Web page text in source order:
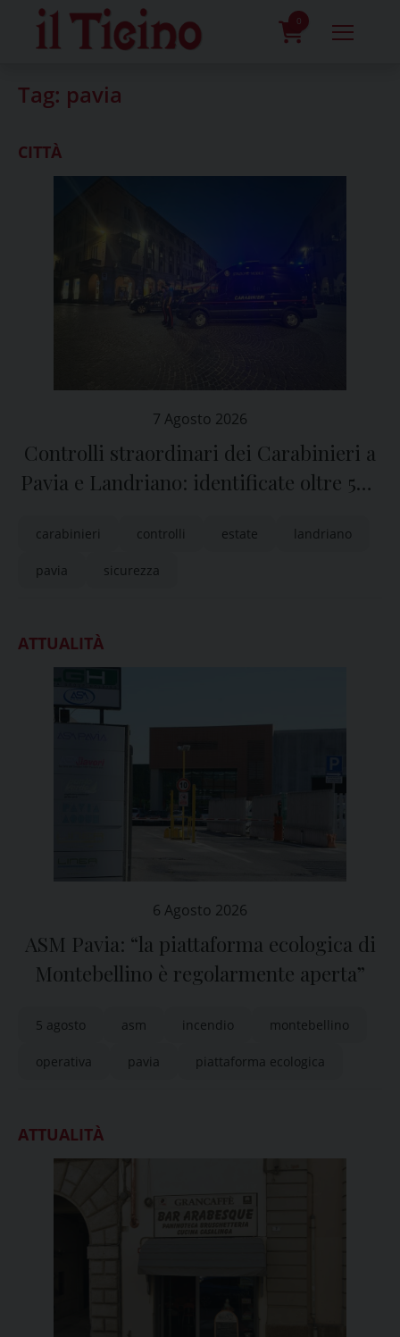
content
0
Tag: pavia
CITTÀ
7 Agosto 2026
Controlli straordinari dei Carabinieri a
Pavia e Landriano: identificate oltre 500
carabinieri controlli estate landriano
pavia sicurezza
ATTUALITÀ
6 Agosto 2026
ASM Pavia: “la piattaforma ecologica di
Montebellino è regolarmente aperta”
5 agosto asm incendio montebellino
operativa pavia piattaforma ecologica
ATTUALITÀ